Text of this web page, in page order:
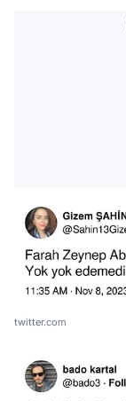
twitter.com